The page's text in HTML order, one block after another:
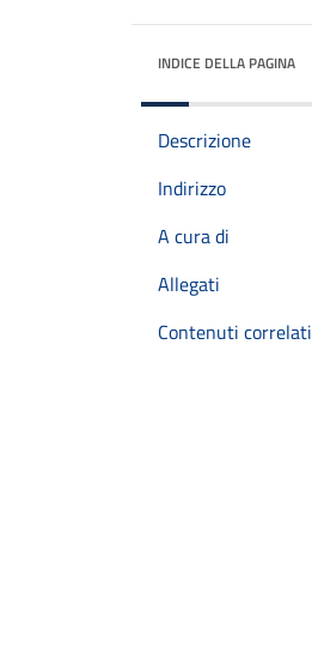
INDICE DELLA PAGINA
Descrizione
Indirizzo
A cura di
Allegati
Contenuti correlati